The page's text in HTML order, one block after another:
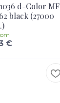
d-Color MF
black (27000
€